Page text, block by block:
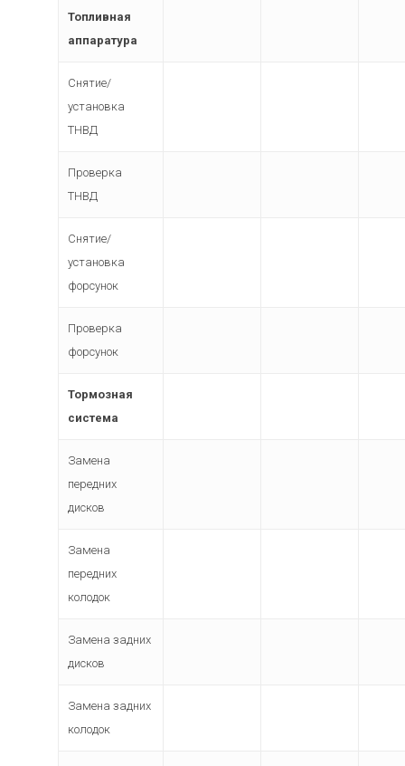
Топливная
аппаратура
Снятие/
установка
ТНВД
Проверка
ТНВД
Снятие/
установка
форсунок
Проверка
форсунок
Тормозная
система
Замена
передних
дисков
Замена
передних
колодок
Замена задних
дисков
Замена задних
колодок